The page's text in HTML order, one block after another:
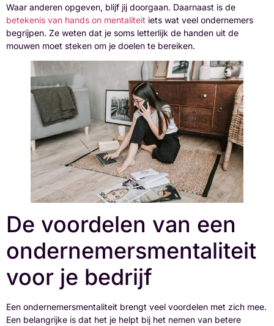
Waar anderen opgeven, blijf jij doorgaan. Daarnaast is de
betekenis van hands on mentaliteit iets wat veel ondernemers
begrijpen. Ze weten dat je soms letterlijk de handen uit de
mouwen moet steken om je doelen te bereiken.
De voordelen van een
ondernemersmentaliteit
voor je bedrijf
Een ondernemersmentaliteit brengt veel voordelen met zich mee.
Een belangrijke is dat het je helpt bij het nemen van betere